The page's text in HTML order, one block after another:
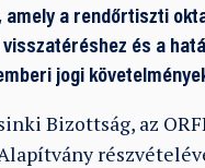
amely a rendőrtiszti
és a
jogi
Bizottság, az